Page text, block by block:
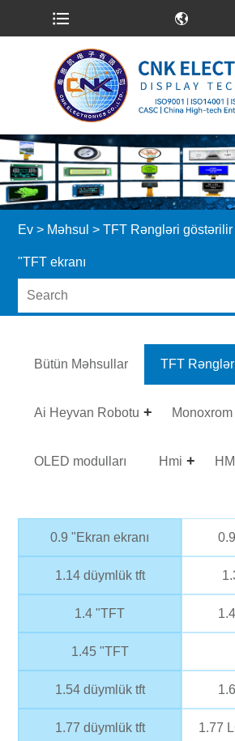
Ev > Məhsul >TFT Rəngləri göstərilir
"TFT ekranı
Bütün Məhsullar TFT
Ai Heyvan Robotu Monoxrom
OLED modulları Hmi
0.9 "Ekran ekranı
1.14 düymlük tft
1.4 "TFT
1.45 "TFT
1.54 düymlük tft
1.77 düymlük tft 1.77